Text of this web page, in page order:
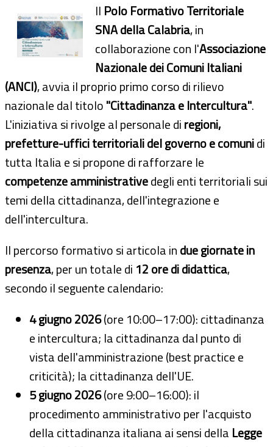
Il Polo Formativo Territoriale
SNA della Calabria, in
collaborazione con l'Associazione
Nazionale dei Comuni Italiani
(ANCI), avvia il proprio primo corso di rilievo
nazionale dal titolo"Cittadinanza e Intercultura".
L'iniziativa si rivolge al personale diregioni,
prefetture-uffici territoriali del governo e comunidi
tutta Italia e si propone di rafforzare le
competenze amministrativedegli enti territoriali sui
temi della cittadinanza, dell'integrazione e
dell'intercultura.
Il percorso formativo si articola indue giornate in
presenza, per un totale di 12 ore di didattica,
secondo il seguente calendario:
4 giugno 2026(ore 10:00–17:00): cittadinanza
e intercultura; la cittadinanza dal punto di
vista dell'amministrazione (best practice e
criticità); la cittadinanza dell'UE.
5 giugno 2026(ore 9:00–16:00): il
procedimento amministrativo per l'acquisto
della cittadinanza italiana ai sensi della Legge